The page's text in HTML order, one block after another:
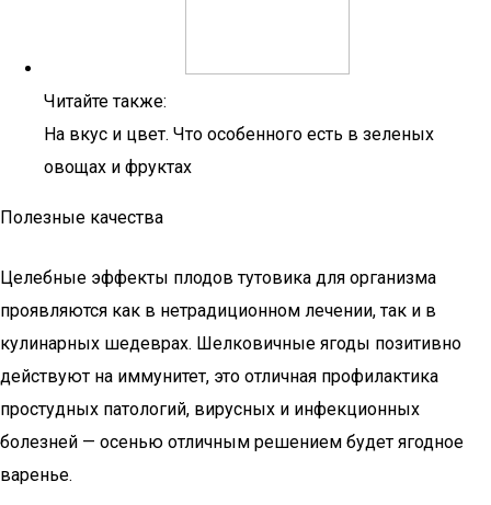
Читайте также:
На вкус и цвет. Что особенного есть в зеленых
овощах и фруктах
Полезные качества
Целебные эффекты плодов тутовика для организма
проявляются как в нетрадиционном лечении, так и в
кулинарных шедеврах. Шелковичные ягоды позитивно
действуют на иммунитет, это отличная профилактика
простудных патологий, вирусных и инфекционных
болезней — осенью отличным решением будет ягодное
варенье.